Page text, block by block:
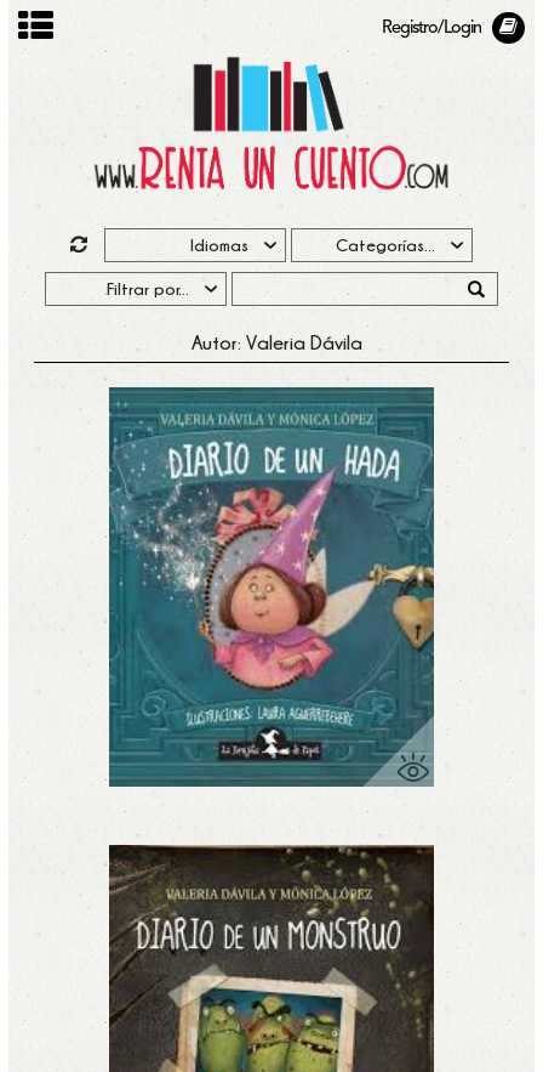
Registro/Login
Autor: Valeria Dávila